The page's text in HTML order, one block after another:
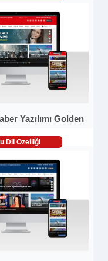
Yazılımı Golden
Dil Özelliği